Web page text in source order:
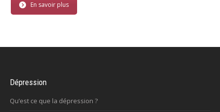
En savoir plus
Dépression
Qu’est ce que la dépression ?